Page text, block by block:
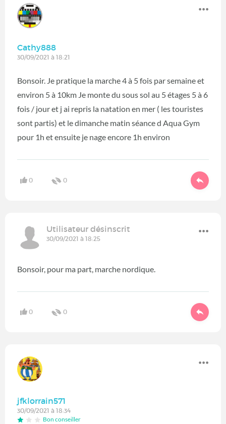
Cathy888
30/09/2021 à 18:21
Bonsoir. Je pratique la marche 4 à 5 fois par semaine et
environ 5 à 10km Je monte du sous sol au 5 étages 5 à 6
fois / jour et j ai repris la natation en mer ( les touristes
sont partis) et le dimanche matin séance d Aqua Gym
pour 1h et ensuite je nage encore 1h environ
0 0
Utilisateur désinscrit
30/09/2021 à 18:25
Bonsoir, pour ma part, marche nordique.
0 0
jfklorrain571
30/09/2021 à 18:34
Bon conseiller